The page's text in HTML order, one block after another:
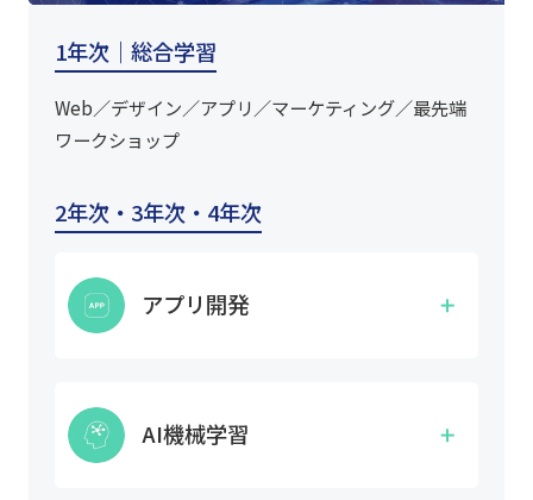
1年次｜総合学習
Web／デザイン／アプリ／マーケティング／最先端
ワークショップ
2年次・3年次・4年次
アプリ開発
モバイルデバイスで動作するアプリ開発に特化し
て学びます。また、プログラミングの技術だけで
なく、ソフトウェアの設計力なども養います。
AI機械学習